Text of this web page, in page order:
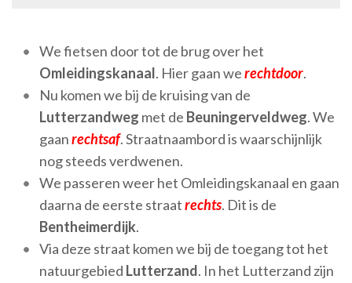
We fietsen door tot de brug over het
Omleidingskanaal. Hier gaan werechtdoor.
Nu komen we bij de kruising van de
Lutterzandweg met de Beuningerveldweg. We
gaanrechtsaf. Straatnaambord is waarschijnlijk
nog steeds verdwenen.
We passeren weer het Omleidingskanaal en gaan
daarna de eerste straatrechts. Dit is de
Bentheimerdijk.
Via deze straat komen we bij de toegang tot het
natuurgebied Lutterzand. In het Lutterzand zijn